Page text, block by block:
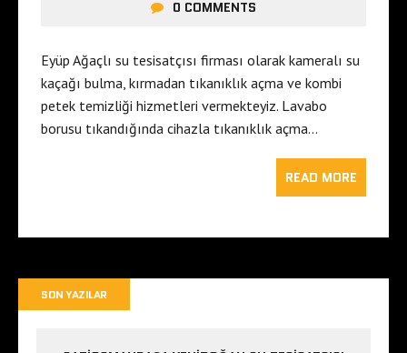
0 COMMENTS
Eyüp Ağaçlı su tesisatçısı firması olarak kameralı su
kaçağı bulma, kırmadan tıkanıklık açma ve kombi
petek temizliği hizmetleri vermekteyiz. Lavabo
borusu tıkandığında cihazla tıkanıklık açma…
READ MORE
SON YAZILAR